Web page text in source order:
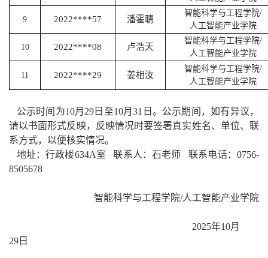
9 2022****57 潘霍聰
智能科学与工程学院/
人工智能产业学院
10 2022****08 卢浩天
智能科学与工程学院/
人工智能产业学院
11 2022****29 姜相汝
智能科学与工程学院/
人工智能产业学院
公示时间为10月 29 日至10月31 日。公示期间，如有异议，
请以书面形式反映，反映情况时要签署真实姓名、单位、联
系方式，以便核实情况。
地址：行政楼634A室 联系人：石老师 联系电话：0756-
8505678
智能科学与工程学院/人工智能产业学院
2025年10月
29 日